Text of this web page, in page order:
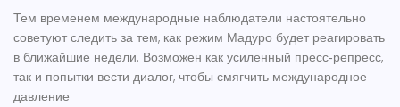
Тем временем международные наблюдатели настоятельно
советуют следить за тем, как режим Мадуро будет реагировать
в ближайшие недели. Возможен как усиленный пресс‑репресс,
так и попытки вести диалог, чтобы смягчить международное
давление.